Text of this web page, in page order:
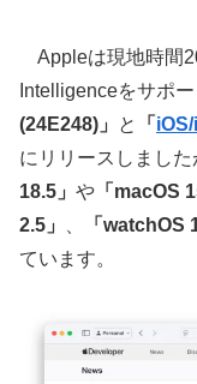
Appleは現地時間
Intelligenceをサポ
(24E248)」
と 「
にリリースしまし
18.5」 や 「macOS
2.5」
「watchOS
ています。